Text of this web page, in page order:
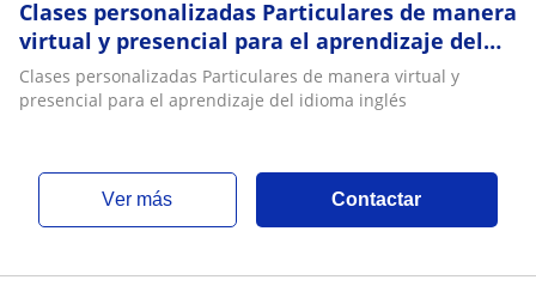
Clases personalizadas Particulares de manera
virtual y presencial para el aprendizaje del
idioma inglés
Clases personalizadas Particulares de manera virtual y
presencial para el aprendizaje del idioma inglés
ver más Contactar